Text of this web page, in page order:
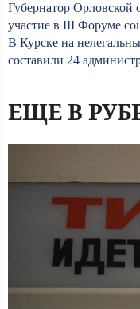
Губернатор
участие в III Форуме
В Курске на
составили 24
ЕЩЕ В